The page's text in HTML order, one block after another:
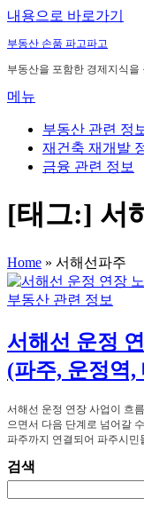
내용으로 바로가기
부동산 손품 파고파고
부동산을 포함한 경제지식을
메뉴
부동산 관련 정
재건축 재개발
금융 관련 정보
[태그:] 서
Home » 서해선파주
부동산 관련 정보
서해선 운정
(파주, 운정역,
서해선 운정 연장 사업이 흐
으면서 다음 단계로 넘어갈
파주까지 연결되어 파주시민
검색